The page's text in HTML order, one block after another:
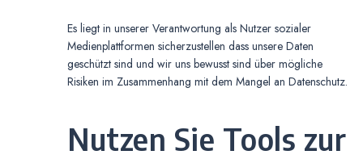
Es liegt in unserer Verantwortung als Nutzer sozialer
Medienplattformen sicherzustellen dass unsere Daten
geschützt sind und wir uns bewusst sind über mögliche
Risiken im Zusammenhang mit dem Mangel an Datenschutz.
Nutzen Sie Tools zur